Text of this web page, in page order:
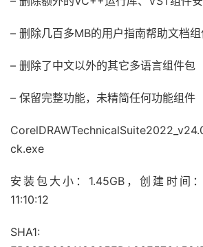
– 删除几百多MB的用户指南帮助文档
– 删除了中文以外的其它多语言组件包
– 保留完整功能，未精简任何功能组件
ck.exe
安装包大小：1.45GB，创建时间
11:10:12
SHA1: